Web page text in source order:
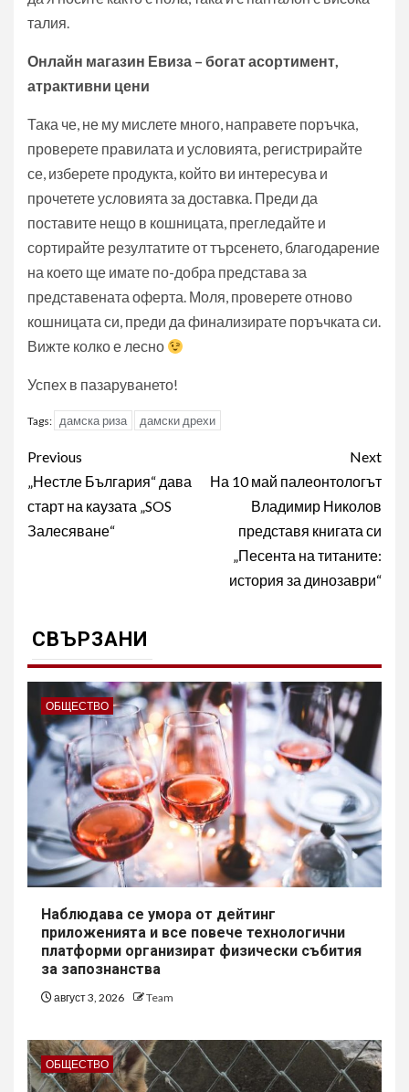
талия.
Онлайн магазин Евиза – богат асортимент,
атрактивни цени
Така че, не му мислете много, направете поръчка,
проверете правилата и условията, регистрирайте
се, изберете продукта, който ви интересува и
прочетете условията за доставка. Преди да
поставите нещо в кошницата, прегледайте и
сортирайте резултатите от търсенето, благодарение
на което ще имате по-добра представа за
представената оферта. Моля, проверете отново
кошницата си, преди да финализирате поръчката си.
Вижте колко е лесно
Успех в пазаруването!
Tags: дамска риза дамски дрехи
Post
navigation
Previous
„Нестле България“ дава
старт на каузата „SOS
Залесяване“
Next
На 10 май палеонтологът
Владимир Николов
представя книгата си
„Песента на титаните:
история за динозаври“
СВЪРЗАНИ
ОБЩЕСТВО
Наблюдава се умора от дейтинг
приложенията и все повече технологични
платформи организират физически събития
за запознанства
август 3, 2026 Team
ОБЩЕСТВО